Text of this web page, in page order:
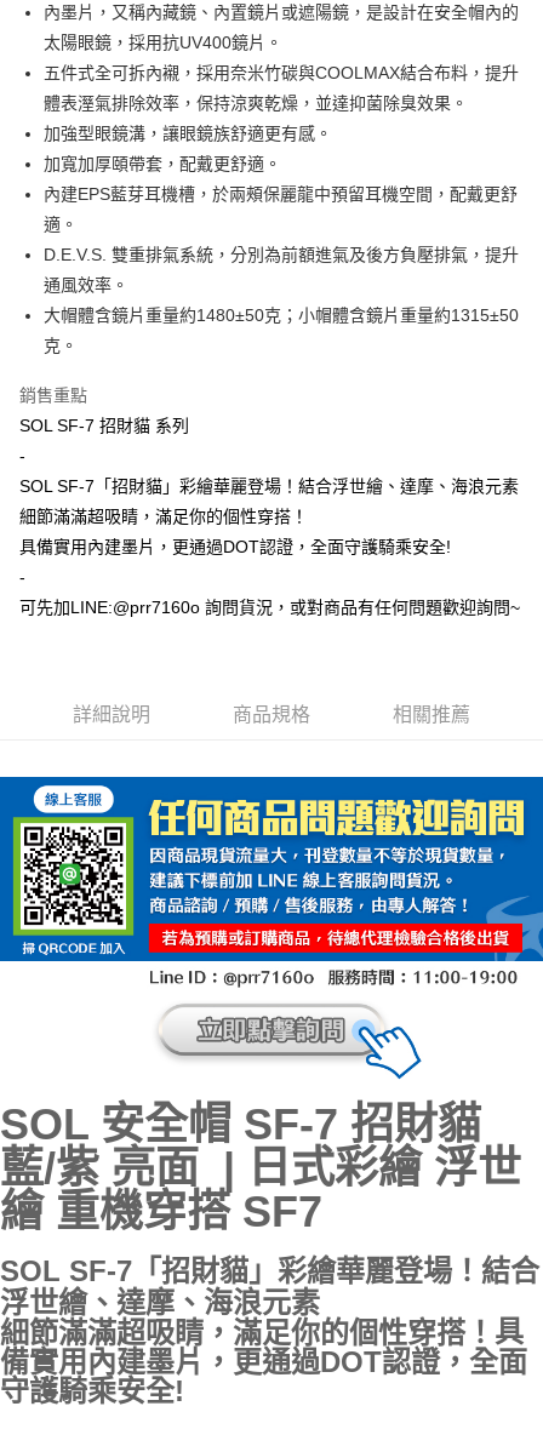
內墨片，又稱內藏鏡、內置鏡片或遮陽鏡，是設計在安全帽內的
太陽眼鏡，採用抗UV400鏡片。
五件式全可拆內襯，採用奈米竹碳與COOLMAX結合布料，提升
體表溼氣排除效率，保持涼爽乾燥，並達抑菌除臭效果。
加強型眼鏡溝，讓眼鏡族舒適更有感。
加寬加厚頤帶套，配戴更舒適。
內建EPS藍芽耳機槽，於兩頰保麗龍中預留耳機空間，配戴更舒
適。
D.E.V.S. 雙重排氣系統，分別為前額進氣及後方負壓排氣，提升
通風效率。
大帽體含鏡片重量約1480±50克；小帽體含鏡片重量約1315±50
克。
銷售重點
SOL SF-7 招財貓 系列
-
SOL SF-7「招財貓」彩繪華麗登場！結合浮世繪、達摩、海浪元素
細節滿滿超吸睛，滿足你的個性穿搭！
具備實用內建墨片，更通過DOT認證，全面守護騎乘安全!
-
可先加LINE:@prr7160o 詢問貨況，或對商品有任何問題歡迎詢問~
詳細說明 商品規格 相關推薦
SOL 安全帽 SF-7 招財貓
藍/紫 亮面 | 日式彩繪 浮世
繪 重機穿搭 SF7
SOL SF-7「招財貓」彩繪華麗登場！結合
浮世繪、達摩、海浪元素
細節滿滿超吸睛，滿足你的個性穿搭！ 具
備實用內建墨片，更通過DOT認證，全面
守護騎乘安全!